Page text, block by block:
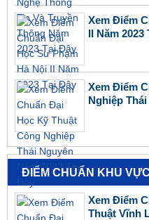
Xem Điểm
II Năm 2023
Xem Điểm
Nghiệp
ĐIỂM CHUẨN KHU
Xem Điểm
Thuật Vĩnh